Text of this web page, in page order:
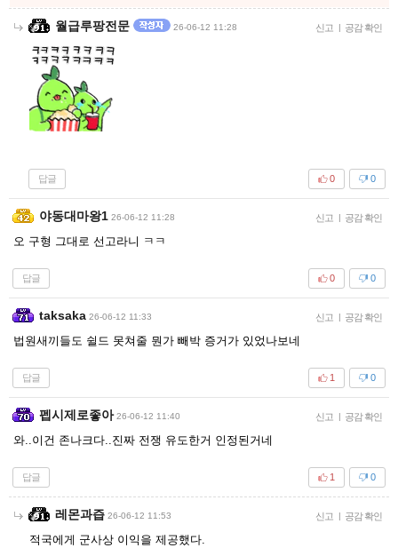
월급루팡전문 26-06-12 11:28 신고 | 공감 확인
답글 0
0
야동대마왕1 26-06-12 11:28 신고 | 공감 확인
오 구형 그대로 선고라니 ㅋㅋ
답글 0
0
taksaka 26-06-12 11:33 신고 | 공감 확인
법원새끼들도 쉴드 못쳐줄 뭔가 빼박 증거가 있었나보네
답글 0
1
펩시제로좋아 26-06-12 11:40 신고 | 공감 확인
와..이건 존나크다..진짜 전쟁 유도한거 인정된거네
답글 0
1
레몬과즙 26-06-12 11:53 신고 | 공감 확인
적국에게 군사상 이익을 제공했다.